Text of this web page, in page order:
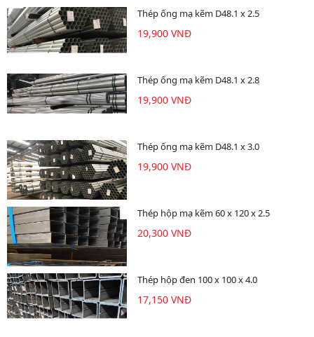
Thép ống mạ kẽm D48.1 x 2.5
19,900 VNĐ
Thép ống mạ kẽm D48.1 x 2.8
19,900 VNĐ
Thép ống mạ kẽm D48.1 x 3.0
19,900 VNĐ
Thép hộp mạ kẽm 60 x 120 x 2.5
20,300 VNĐ
Thép hộp đen 100 x 100 x 4.0
17,150 VNĐ